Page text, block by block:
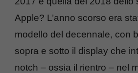
Apple? L’anno scorso era
modello del decennale, con
sopra e sotto il display che
notch – ossia il rientro – nel